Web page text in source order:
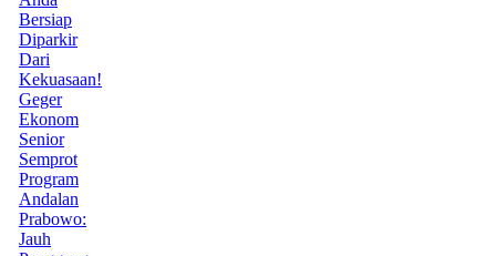
Bersiap
Diparkir
Dari
Kekuasaan!
Geger
Ekonom
Senior
Semprot
Program
Andalan
Prabowo:
Jauh